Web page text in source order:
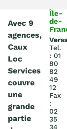
Avec 9
agences,
Caux
Loc
Services
couvre
une
grande
partie
Île-
de-
Tel.
: 01
80
82
49
12
Fax
:
02
35
34